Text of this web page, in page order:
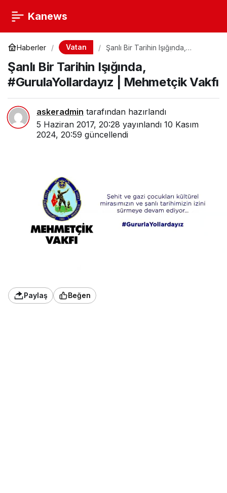
Kanews
Haberler Vatan
Şanlı Bir Tarihin Işığında,
Vakfı
Şanlı Bir Tarihin Işığında,
#GurulaYollardayız | Mehmetçik Vakfı
askeradmin tarafından hazırlandı
5 Haziran 2017, 20:28 yayınlandı 10 Kasım
2024, 20:59 güncellendi
Paylaş Beğen